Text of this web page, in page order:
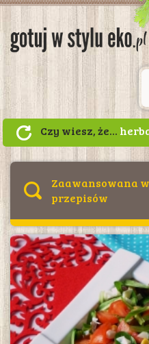
Czy wiesz, że...
mogą pić dzieci już
miesiąca życia.
Można ja
trzecią herbatkę w
Zaawansowana
przepisów